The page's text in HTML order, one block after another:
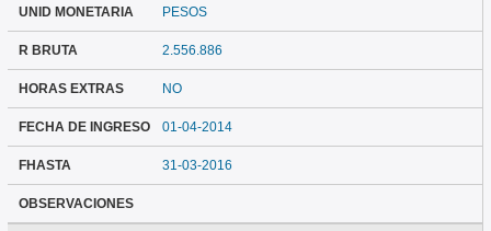
UNID MONETARIA PESOS
R BRUTA 2.556.886
HORAS EXTRAS NO
FECHA DE INGRESO 01-04-2014
FHASTA 31-03-2016
OBSERVACIONES